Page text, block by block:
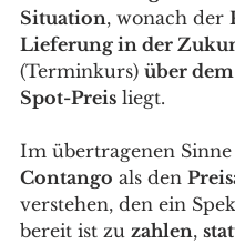
Situation, wonach der
Lieferung in der
(Terminkurs) über
Spot-Preis liegt.
Im übertragenen
Contango als den
verstehen, den ein
bereit ist zu zahlen,